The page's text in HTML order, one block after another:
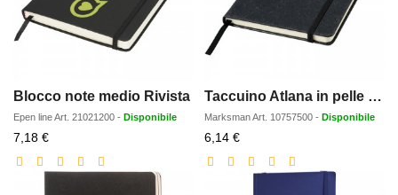
Blocco note medio Rivista
Epen lineArt. 21021200 - Disponibile
7,18 €Prezzo
scontato
Taccuino Atlana in pelle formato A5
MarksmanArt. 10757500 - Disponibile
6,14 €Prezzo
scontato